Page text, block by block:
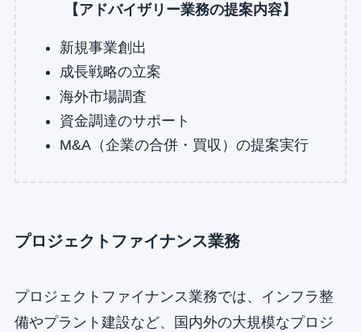
【アドバイザリー業務の提案内容】
新規事業創出
成長戦略の立案
海外市場調査
資金調達のサポート
M&A（企業の合併・買収）の提案実行
プロジェクトファイナンス業務
プロジェクトファイナンス業務では、インフラ整
備やプラント建設など、国内外の大規模なプロジ